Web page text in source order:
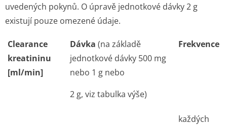
uvedených pokynů. O úpravě jednotkové dávky 2 g
existují pouze omezené údaje.
Clearance
kreatininu
[ml/min]
Dávka (na základě
jednotkové dávky 500 mg
nebo 1 g nebo
2 g, viz tabulka výše)
Frekvence
každých